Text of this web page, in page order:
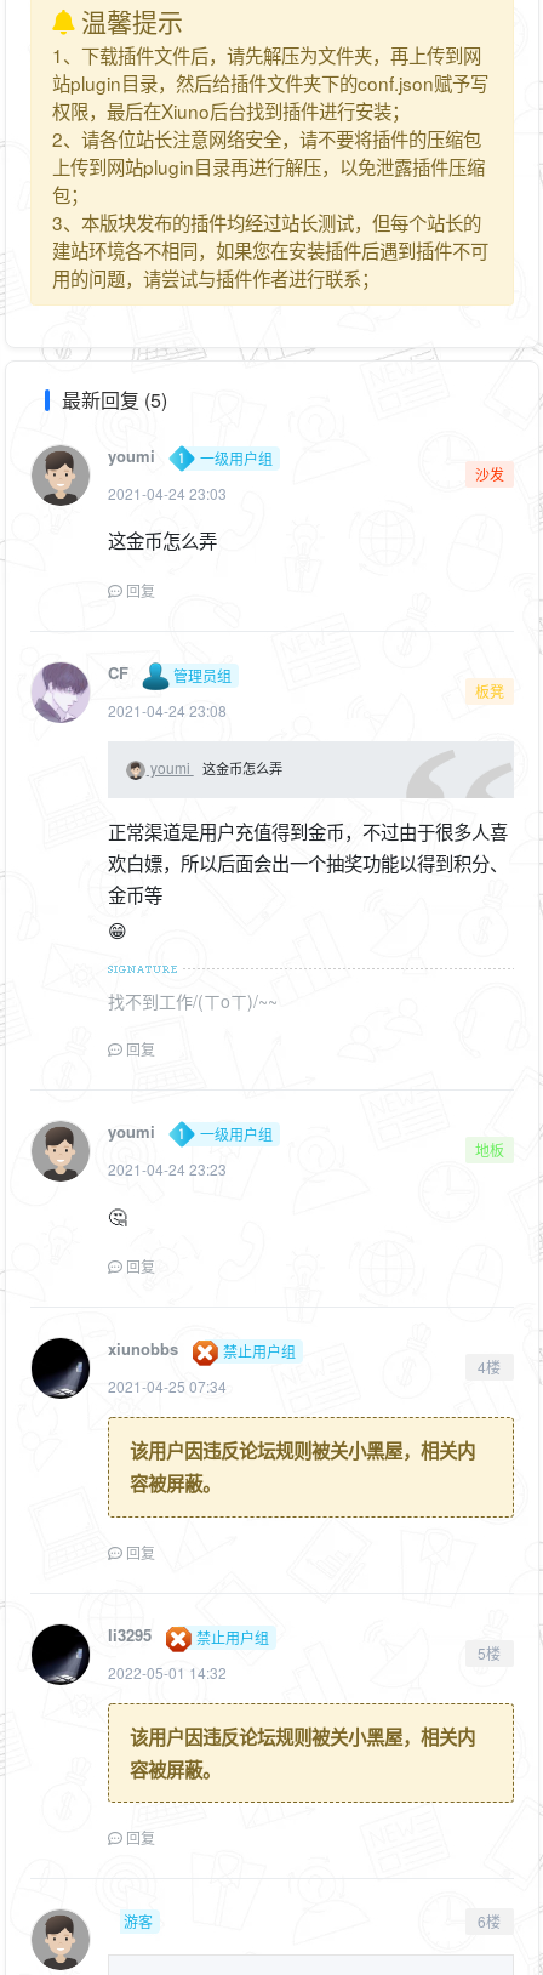
温馨提示
1、下载插件文件后，请先解压为文件夹，再上传到网
站plugin目录，然后给插件文件夹下的conf.json赋予写
权限，最后在Xiuno后台找到插件进行安装；
2、请各位站长注意网络安全，请不要将插件的压缩包
上传到网站plugin目录再进行解压，以免泄露插件压缩
包；
3、本版块发布的插件均经过站长测试，但每个站长的
建站环境各不相同，如果您在安装插件后遇到插件不可
用的问题，请尝试与插件作者进行联系；
最新回复 (5)
youmi
一级用户组
2021-04-24 23:03
沙发
这金币怎么弄
回复
CF
管理员组
2021-04-24 23:08
板凳
youmi 这金币怎么弄
正常渠道是用户充值得到金币，不过由于很多人喜
欢白嫖，所以后面会出一个抽奖功能以得到积分、
金币等
😁
找不到工作/(ㄒoㄒ)/~~
回复
youmi
一级用户组
2021-04-24 23:23
地板
🤔
回复
xiunobbs
禁止用户组
2021-04-25 07:34
4楼
该用户因违反论坛规则被关小黑屋，相关内
容被屏蔽。
回复
li3295
禁止用户组
2022-05-01 14:32
5楼
该用户因违反论坛规则被关小黑屋，相关内
容被屏蔽。
回复
游客 6楼